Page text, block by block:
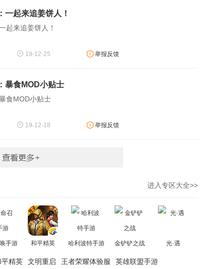
一起来追姜饼人！
起来追姜饼人！
19-12-25 举报反馈
暴食MOD小贴士
食MOD小贴士
19-12-18 举报反馈
进入专区大全>>
手游 和平精英 哈利波特手游 金铲铲之战 光·遇
平精英 文明重启 王者荣耀体验服 英雄联盟手游